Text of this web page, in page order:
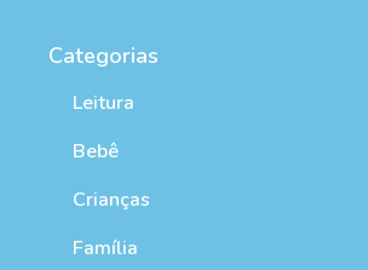
Categorias
Leitura
Bebê
Crianças
Família